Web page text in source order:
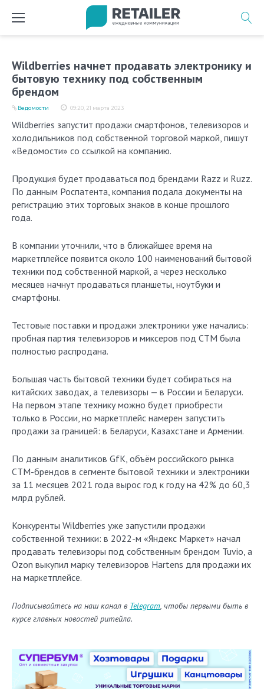
Wildberries начнет продавать электронику и
бытовую технику под собственным
брендом
09:20, 21 марта 2023
Ведомости
Wildberries запустит продажи смартфонов, телевизоров и
холодильников под собственной торговой маркой, пишут
«Ведомости» со ссылкой на компанию.
Продукция будет продаваться под брендами Razz и Ruzz.
По данным Роспатента, компания подала документы на
регистрацию этих торговых знаков в конце прошлого
года.
В компании уточнили, что в ближайшее время на
маркетплейсе появится около 100 наименований бытовой
техники под собственной маркой, а через несколько
месяцев начнут продаваться планшеты, ноутбуки и
смартфоны.
Тестовые поставки и продажи электроники уже начались:
пробная партия телевизоров и миксеров под СТМ была
полностью распродана.
Большая часть бытовой техники будет собираться на
китайских заводах, а телевизоры — в России и Беларуси.
На первом этапе технику можно будет приобрести
только в России, но маркетплейс намерен запустить
продажи за границей: в Беларуси, Казахстане и Армении.
По данным аналитиков GfK, объём российского рынка
СТМ-брендов в сегменте бытовой техники и электроники
за 11 месяцев 2021 года вырос год к году на 42% до 60,3
млрд рублей.
Конкуренты Wildberries уже запустили продажи
собственной техники: в 2022-м «Яндекс Маркет» начал
продавать телевизоры под собственным брендом Tuvio, а
Ozon выкупил марку телевизоров Hartens для продажи их
на маркетплейсе.
Подписывайтесь на наш канал в Telegram, чтобы первыми быть в
курсе главных новостей ритейла.